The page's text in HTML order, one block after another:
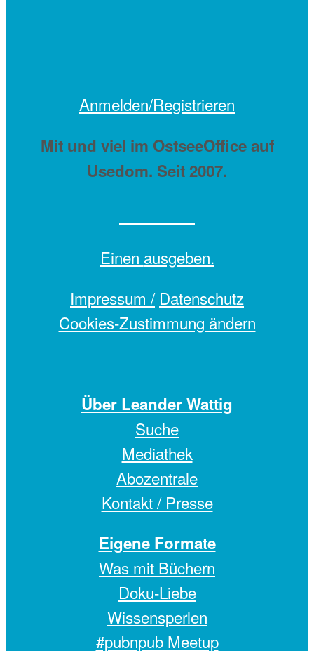
Anmelden/Registrieren
Mit und viel im OstseeOffice auf
Usedom. Seit 2007.
Einen ausgeben.
Impressum / Datenschutz
Cookies-Zustimmung ändern
Über Leander Wattig
Suche
Mediathek
Abozentrale
Kontakt / Presse
Eigene Formate
Was mit Büchern
Doku-Liebe
Wissensperlen
#pubnpub Meetup